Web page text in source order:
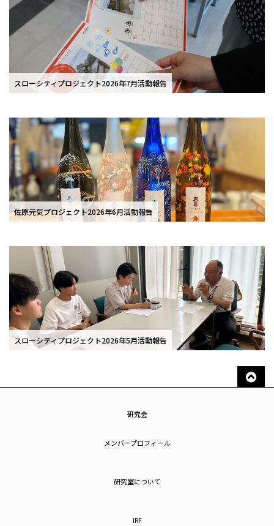
スローシティプロジェクト2026年7月活動報告
佐原元気プロジェクト2026年6月活動報告
スローシティプロジェクト2026年5月活動報告
研究会
メンバープロフィール
研究室について
IRF